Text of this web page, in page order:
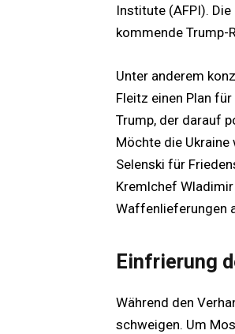
Institute (AFPI).
kommende Trump-
Unter anderem
Fleitz einen Plan
Trump, der darauf
Möchte die
Selenski für
Kremlchef
Waffenlieferungen
Einfrierung
Während den
schweigen. Um